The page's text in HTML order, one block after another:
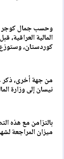
وحسب جمال كوجر
المالية
كوردستان،
من جهة أخرى، ذكر
نيسان إلى وزارة
بالتزامن مع هذه
ميزان المراجعة